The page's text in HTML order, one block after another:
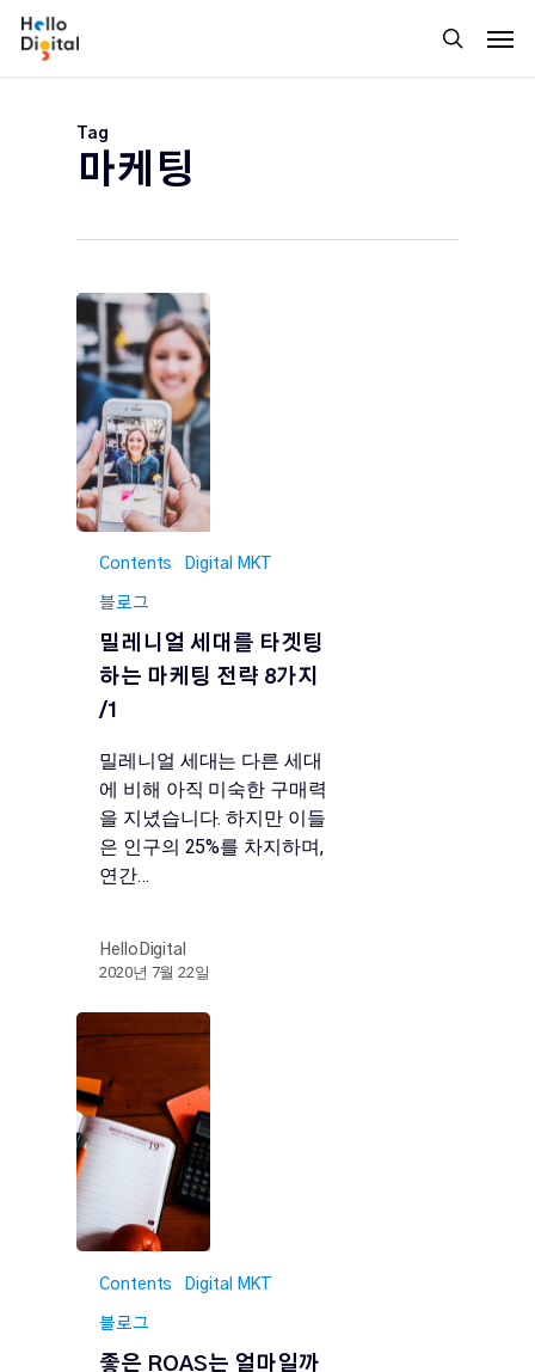
Skip
search
Tag
마케팅
Contents Digital MKT
블로그
밀레니얼 세대를 타겟팅
하는 마케팅 전략 8가지
/1
밀레니얼 세대는 다른 세대
에 비해 아직 미숙한 구매력
을 지녔습니다. 하지만 이들
은 인구의 25%를 차지하며,
연간…
HelloDigital
2020년 7월 22일
Contents Digital MKT
블로그
좋은 ROAS는 얼마일까